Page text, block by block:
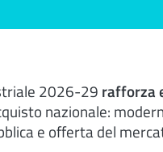
2026-29 rafforza
nazionale:
e offerta del